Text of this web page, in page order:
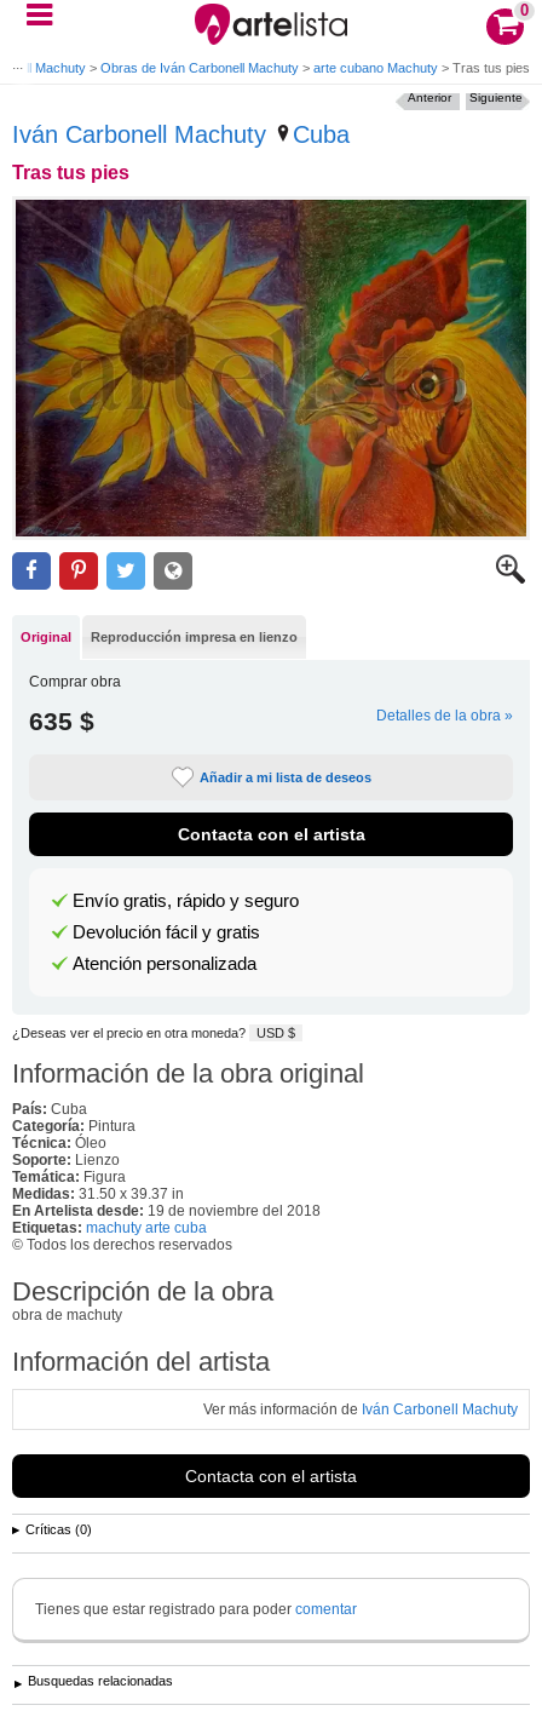
0
Machuty > Obras de Iván Carbonell Machuty > arte cubano Machuty > Tras tus pies
Iván Carbonell Machuty Cuba
Tras tus pies
Siguiente
Anterior
Original Reproducción impresa en lienzo
Comprar obra
635 $ Detalles de la obra »
Añadir a mi lista de deseos
Contacta con el artista
Envío gratis, rápido y seguro
Devolución fácil y gratis
Atención personalizada
¿Deseas ver el precio en otra moneda? USD $
Información de la obra original
País: Cuba
Categoría: Pintura
Técnica: Óleo
Soporte: Lienzo
Temática: Figura
Medidas: 31.50 x 39.37 in
En Artelista desde: 19 de noviembre del 2018
Etiquetas: machuty arte cuba
© Todos los derechos reservados
Descripción de la obra
obra de machuty
Información del artista
Ver más información de Iván Carbonell Machuty
Contacta con el artista
Críticas (0)
Tienes que estar registrado para poder comentar
Busquedas relacionadas